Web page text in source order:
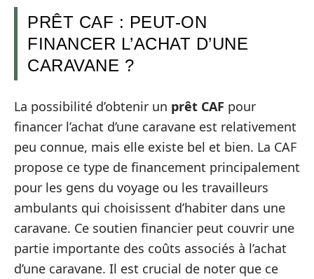
PRÊT CAF : PEUT-ON
FINANCER L’ACHAT D’UNE
CARAVANE ?
La possibilité d’obtenir un prêt CAF pour
financer l’achat d’une caravane est relativement
peu connue, mais elle existe bel et bien. La CAF
propose ce type de financement principalement
pour les gens du voyage ou les travailleurs
ambulants qui choisissent d’habiter dans une
caravane. Ce soutien financier peut couvrir une
partie importante des coûts associés à l’achat
d’une caravane. Il est crucial de noter que ce